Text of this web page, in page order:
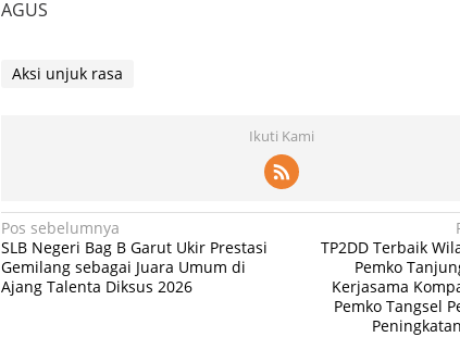
AGUS
Aksi unjuk rasa
Ikuti Kami
Navigasi
pos
Pos sebelumnya
SLB Negeri Bag B Garut Ukir Prestasi
Gemilang sebagai Juara Umum di
Ajang Talenta Diksus 2026
TP2DD Terbaik
Pemko
Kerjasama
Pemko Tangsel